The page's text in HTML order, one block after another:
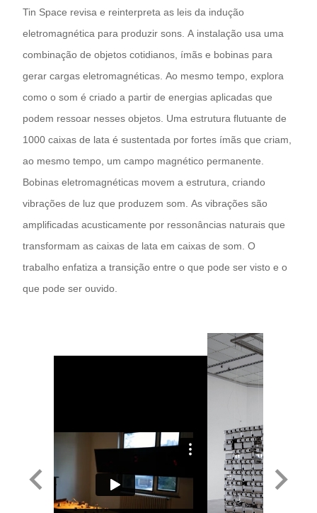
Tin Space revisa e reinterpreta as leis da indução
eletromagnética para produzir sons. A instalação usa uma
combinação de objetos cotidianos, ímãs e bobinas para
gerar cargas eletromagnéticas. Ao mesmo tempo, explora
como o som é criado a partir de energias aplicadas que
podem ressoar nesses objetos. Uma estrutura flutuante de
1000 caixas de lata é sustentada por fortes ímãs que criam,
ao mesmo tempo, um campo magnético permanente.
Bobinas eletromagnéticas movem a estrutura, criando
vibrações de luz que produzem som. As vibrações são
amplificadas acusticamente por ressonâncias naturais que
transformam as caixas de lata em caixas de som. O
trabalho enfatiza a transição entre o que pode ser visto e o
que pode ser ouvido.